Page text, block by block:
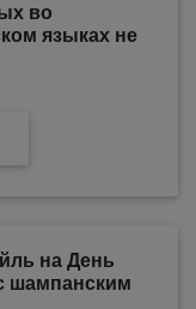
во
языках не
на День
шампанским